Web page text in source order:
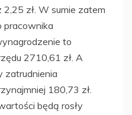
zł. W sumie zatem
pracownika
to
2710,61 zł. A
zatrudnienia
180,73 zł.
będą rosły